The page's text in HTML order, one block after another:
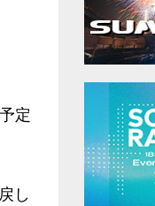
定
し